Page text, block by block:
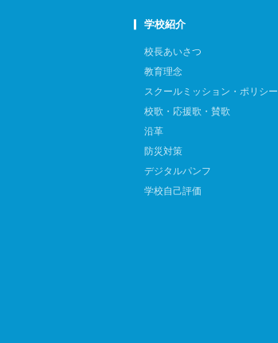
学校紹介
校長あいさつ
教育理念
スクールミッション・ポリシー
校歌・応援歌・賛歌
沿革
防災対策
デジタルパンフ
学校自己評価